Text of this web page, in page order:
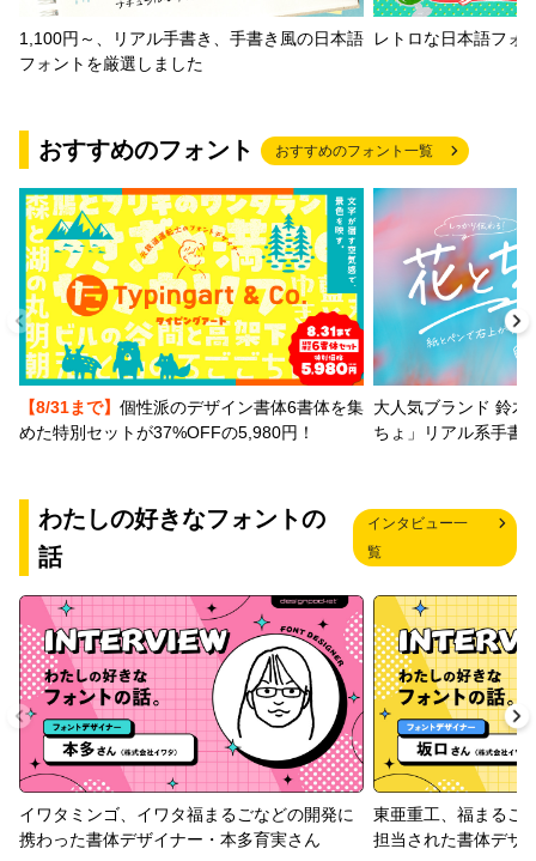
1,100円～、リアル手書き、手書き風の日本語
フォントを厳選しました
レトロな日本語フォ
おすすめのフォント おすすめのフォント一覧
【8/31まで】 個性派のデザイン書体6書体を集
めた特別セットが37%OFFの5,980円！
大人気ブランド 鈴木
ちょ」リアル系手書
わたしの好きなフォントの
話
インタビュー一
覧
イワタミンゴ、イワタ福まるごなどの開発に
携わった書体デザイナー・本多育実さん
東亜重工、福まるご
担当された書体デザ